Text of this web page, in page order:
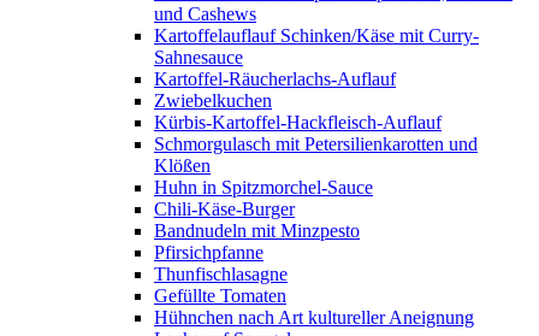
und Cashews
Kartoffelauflauf Schinken/Käse mit Curry-
Sahnesauce
Kartoffel-Räucherlachs-Auflauf
Zwiebelkuchen
Kürbis-Kartoffel-Hackfleisch-Auflauf
Schmorgulasch mit Petersilienkarotten und
Klößen
Huhn in Spitzmorchel-Sauce
Chili-Käse-Burger
Bandnudeln mit Minzpesto
Pfirsichpfanne
Thunfischlasagne
Gefüllte Tomaten
Hühnchen nach Art kultureller Aneignung